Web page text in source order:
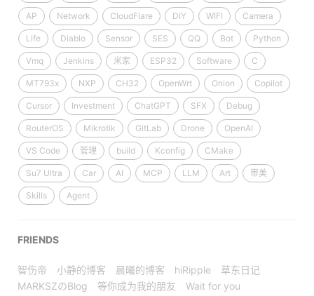
AP Network CloudFlare DIY WIFI Camera
Life Diablo Sensor SES QQ Bot Python
Vmq Jenkins 米家 ESP32 Software C
MT793x NXP CH32 OpenWrt Onion Copilot
Cursor Investment ChatGPT SFX Debug
RouterOS Mikrotik GitLab Drone OpenAI
VS Code 管理 build Kconfig CMake
Su7 Ultra Car AI MCP LLM Art 审美
Skills Agent
FRIENDS
智伤帝 小静的博客 晨曦的博客 hiRipple
草东日记
MARKSZのBlog
等你成为我的朋友 Wait for you